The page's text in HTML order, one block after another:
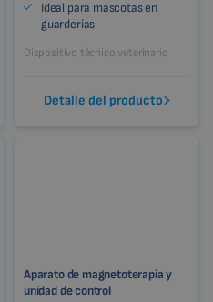
Ideal para mascotas en
guarderías
Dispositivo técnico veterinario
Detalle del producto
Aparato de magnetoterapia y
unidad de control